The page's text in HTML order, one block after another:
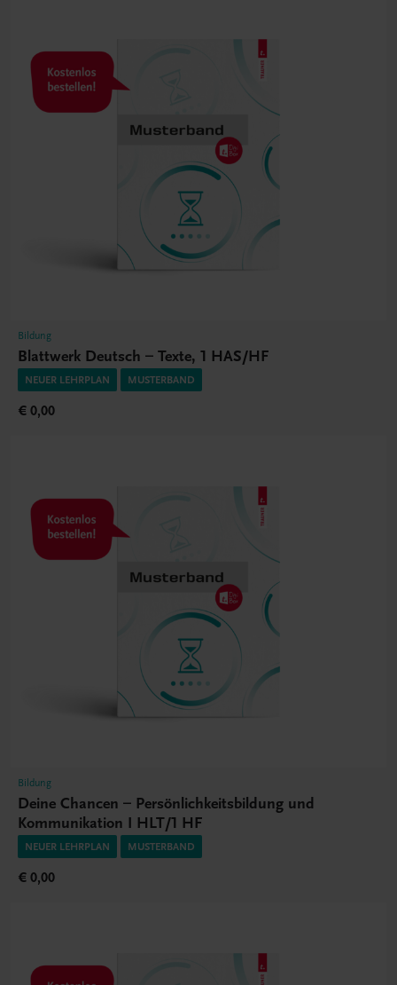
Bildung
Blattwerk Deutsch – Texte, 1 HAS/HF
NEUER LEHRPLAN MUSTERBAND
€ 0,00
Bildung
Deine Chancen – Persönlichkeitsbildung und
Kommunikation I HLT/1 HF
NEUER LEHRPLAN MUSTERBAND
€ 0,00